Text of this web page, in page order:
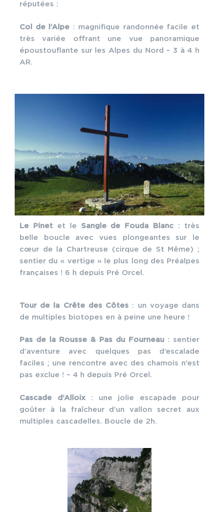
réputées :
Col de l’Alpe : magnifique randonnée facile et
très variée offrant une vue panoramique
époustouflante sur les Alpes du Nord – 3 à 4 h
AR.
Le Pinetet le Sangle de Fouda Blanc : très
belle boucle avec vues plongeantes sur le
cœur de la Chartreuse (cirque de St Même) ;
sentier du « vertige » le plus long des Préalpes
françaises ! 6 h depuis Pré Orcel.
Tour de la Crête des Côtes : un voyage dans
de multiples biotopes en à peine une heure !
Pas de la Rousse & Pas du Fourneau : sentier
d’aventure avec quelques pas d’escalade
faciles ; une rencontre avec des chamois n’est
pas exclue ! – 4 h depuis Pré Orcel.
Cascade d’Alloix: une jolie escapade pour
goûter à la fraîcheur d’un vallon secret aux
multiples cascadelles. Boucle de 2h.